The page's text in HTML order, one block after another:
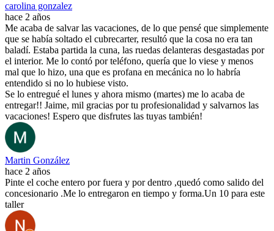
carolina gonzalez
hace 2 años
Me acaba de salvar las vacaciones, de lo que pensé que simplemente
que se había soltado el cubrecarter, resultó que la cosa no era tan
baladí. Estaba partida la cuna, las ruedas delanteras desgastadas por
el interior. Me lo contó por teléfono, quería que lo viese y menos
mal que lo hizo, una que es profana en mecánica no lo habría
entendido si no lo hubiese visto.
Se lo entregué el lunes y ahora mismo (martes) me lo acaba de
entregar!! Jaime, mil gracias por tu profesionalidad y salvarnos las
vacaciones! Espero que disfrutes las tuyas también!
Martin González
hace 2 años
Pinte el coche entero por fuera y por dentro ,quedó como salido del
concesionario .Me lo entregaron en tiempo y forma.Un 10 para este
taller